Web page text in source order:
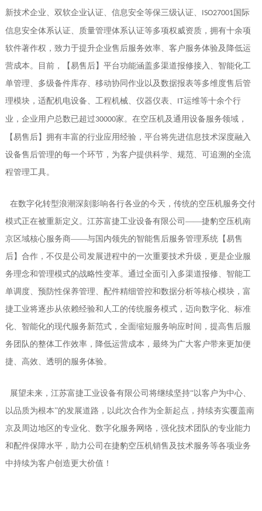
新技术企业、双软企业认证、信息安全等保三级认证、
ISO27001 国际
信息安全体系认证、质量管理体系认证等多项权威资质，拥有十余项
软件著作权，致力于提升企业售后服务效率、客户服务体验及降低运
营成本。目前，
【易售后】 平台功能涵盖多渠道报修接入、智能化工
单管理、多级备件库存、移动协同作业以及数据报表等多维度售后管
理模块，适配机电设备、工程机械、仪器仪表、
IT运维等十余个行
业，企业用户总数已超过30000家。在空压机及通用设备服务领域，
【易售后】 拥有丰富的行业应用经验，平台将先进信息技术深度融入
设备售后管理的每一个环节，为客户提供科学、规范、可追溯的全流
程管理工具。
在数字化转型浪潮深刻影响各行各业的今天，传统的空压机服务交付
模式正在被重新定义。江苏富捷工业设备有限公司 ——捷豹空压机南
京区域核心服务商——与国内领先的智能售后服务管理系统【易售
后】 合作，不仅是公司发展进程中的一次重要技术升级，更是企业服
务理念和管理模式的战略性变革。通过全面引入多渠道报修、智能工
单调度、预防性保养管理、配件精细管控和数据分析等核心模块，富
捷工业将逐步从依赖经验和人工的传统服务模式，迈向数字化、标准
化、智能化的现代服务新范式，全面缩短服务响应时间，提高售后服
务团队的整体工作效率，降低运营成本，最终为广大客户带来更加便
捷、高效、透明的服务体验。
展望未来，江苏富捷工业设备有限公司将继续坚持“以客户为中心、
以品质为根本”的发展道路，以此次合作为全新起点，持续夯实覆盖南
京及周边地区的专业化、数字化服务网络，强化技术团队的专业能力
和配件保障水平，助力公司在捷豹空压机销售及技术服务等各项业务
中持续为客户创造更大价值 ！